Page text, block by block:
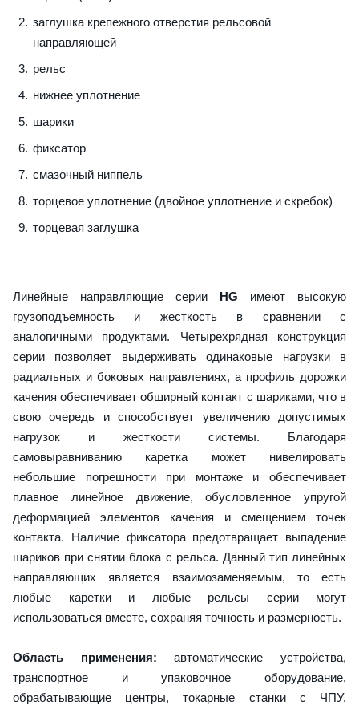
заглушка крепежного отверстия рельсовой
направляющей
рельс
нижнее уплотнение
шарики
фиксатор
смазочный ниппель
торцевое уплотнение (двойное уплотнение и скребок)
торцевая заглушка
Линейные направляющие серии HG имеют высокую
грузоподъемность и жесткость в сравнении с
аналогичными продуктами. Четырехрядная конструкция
серии позволяет выдерживать одинаковые нагрузки в
радиальных и боковых направлениях, а профиль дорожки
качения обеспечивает обширный контакт с шариками, что в
свою очередь и способствует увеличению допустимых
нагрузок и жесткости системы. Благодаря
самовыравниванию каретка может нивелировать
небольшие погрешности при монтаже и обеспечивает
плавное линейное движение, обусловленное упругой
деформацией элементов качения и смещением точек
контакта. Наличие фиксатора предотвращает выпадение
шариков при снятии блока с рельса. Данный тип линейных
направляющих является взаимозаменяемым, то есть
любые каретки и любые рельсы серии могут
использоваться вместе, сохраняя точность и размерность.
Область применения: автоматические устройства,
транспортное и упаковочное оборудование,
обрабатывающие центры, токарные станки с ЧПУ,